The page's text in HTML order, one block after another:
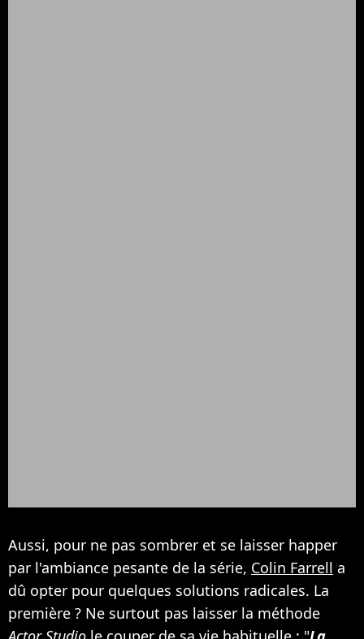
Aussi, pour ne pas sombrer et se laisser happer
par l'ambiance pesante de la série, Colin Farrell a
dû opter pour quelques solutions radicales. La
première ? Ne surtout pas laisser la méthode